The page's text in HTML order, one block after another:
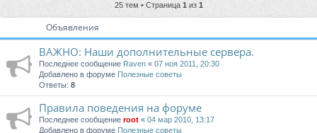
25 тем • Страница 1 из 1
Объявления
ВАЖНО: Наши дополнительные сервера.
Последнее сообщение Raven « 07 ноя 2011, 20:30
Добавлено в форуме Полезные советы
Ответы: 8
Правила поведения на форуме
Последнее сообщение root « 04 мар 2010, 13:17
Добавлено в форуме Полезные советы